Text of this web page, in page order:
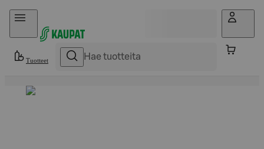
Hyppää sisältöön
Tuotteet